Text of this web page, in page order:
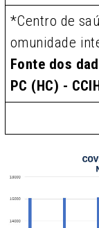
*Centro de
omunidade
Fonte dos
PC (HC) -